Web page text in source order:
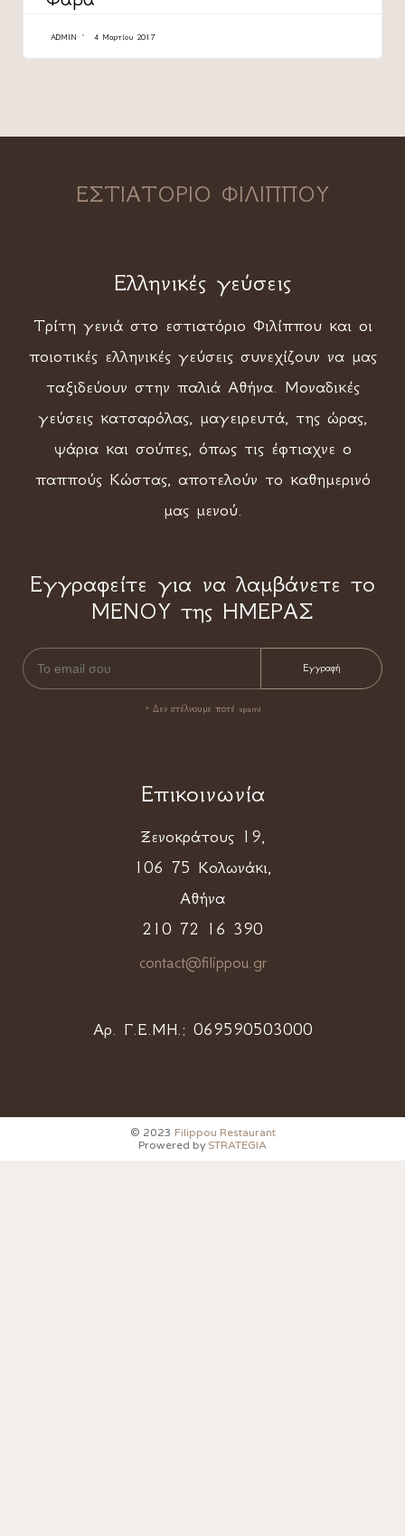
ADMIN 4 Μαρτίου 2017
ΕΣΤΙΑΤΟΡΙΟ ΦΙΛΙΠΠΟΥ
Ελληνικές γεύσεις
Τρίτη γενιά στο εστιατόριο Φιλίππου και οι
ποιοτικές ελληνικές γεύσεις συνεχίζουν να μας
ταξιδεύουν στην παλιά Αθήνα. Μοναδικές
γεύσεις κατσαρόλας, μαγειρευτά, της ώρας,
ψάρια και σούπες, όπως τις έφτιαχνε ο
παππούς Κώστας, αποτελούν το καθημερινό
μας μενού.
Εγγραφείτε για να λαμβάνετε το
ΜΕΝΟΥ της ΗΜΕΡΑΣ
* Δεν στέλνουμε ποτέ spam!
Επικοινωνία
Ξενοκράτους 19,
106 75 Κολωνάκι,
Αθήνα
210 72 16 390
contact@filippou.gr
Αρ. Γ.Ε.ΜΗ.: 069590503000
© 2023 Filippou Restaurant
Prowered by STRATEGIA